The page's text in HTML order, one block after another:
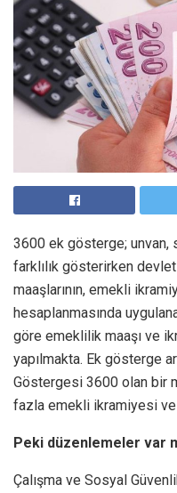
3600 ek gösterge; unvan,
farklılık gösterirken devlet
maaşlarının, emekli
hesaplanmasında
göre emeklilik maaşı ve
yapılmakta. Ek gösterge
Göstergesi 3600 olan bir
fazla emekli ikramiyesi ve
Peki düzenlemeler var
Çalışma ve Sosyal